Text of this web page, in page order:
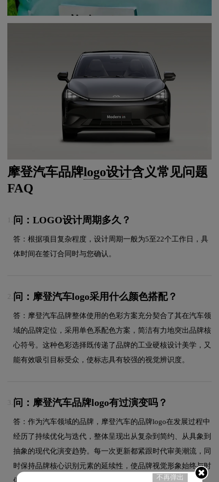
摩登汽车品牌logo设计含义常见问题
FAQ
问：LOGO设计周期多久？
答：根据项目复杂程度，设计周期一般为5至22个工作日，具
体时间在签订合同时与您确认。
2. 问：摩登汽车logo采用什么颜色搭配？
答：摩登汽车品牌整体使用的色彩方案充分契合了其在汽车领
域的品牌定位，采用单色系配色方案，简洁有力地突出品牌核
心符号。这种色彩选择既传递了品牌的工业硬核设计美学，又
能有效吸引目标受众，使标志具有较强的视觉辨识度。
3. 问：摩登汽车品牌logo有过演变吗？
答：作为汽车领域的品牌，摩登汽车的品牌logo在发展过程中
经历了持续优化与迭代，整体呈现出从复杂到简约、从具象到
抽象的现代化演变趋势。每一次更新都紧跟时代审美潮流，同
时保持品牌核心识别元素的延续性，使品牌视觉形象始终与时
不再弹出